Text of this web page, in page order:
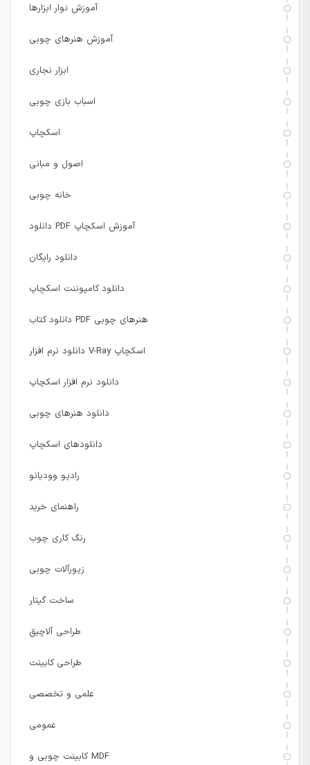
آموزش نوار ابزارها
آموزش هنرهای چوبی
ابزار نجاری
اسباب بازی چوبی
اسکچاپ
اصول و مبانی
خانه چوبی
دانلود PDF آموزش اسکچاپ
دانلود رایگان
دانلود کامپوننت اسکچاپ
دانلود کتاب PDF هنرهای چوبی
دانلود نرم افزار V-Ray اسکچاپ
دانلود نرم افزار اسکچاپ
دانلود هنرهای چوبی
دانلودهای اسکچاپ
رادیو وودیانو
راهنمای خرید
رنگ کاری چوب
زیورآلات چوبی
ساخت گیتار
طراحی آلاچیق
طراحی کابینت
علمی و تخصصی
عمومی
کابینت چوبی و MDF